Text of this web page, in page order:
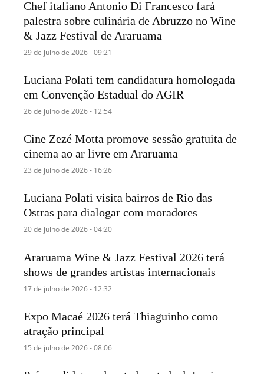
Chef italiano Antonio Di Francesco fará
palestra sobre culinária de Abruzzo no Wine
& Jazz Festival de Araruama
29 de julho de 2026 - 09:21
Luciana Polati tem candidatura homologada
em Convenção Estadual do AGIR
26 de julho de 2026 - 12:54
Cine Zezé Motta promove sessão gratuita de
cinema ao ar livre em Araruama
23 de julho de 2026 - 16:26
Luciana Polati visita bairros de Rio das
Ostras para dialogar com moradores
20 de julho de 2026 - 04:20
Araruama Wine & Jazz Festival 2026 terá
shows de grandes artistas internacionais
17 de julho de 2026 - 12:32
Expo Macaé 2026 terá Thiaguinho como
atração principal
15 de julho de 2026 - 08:06